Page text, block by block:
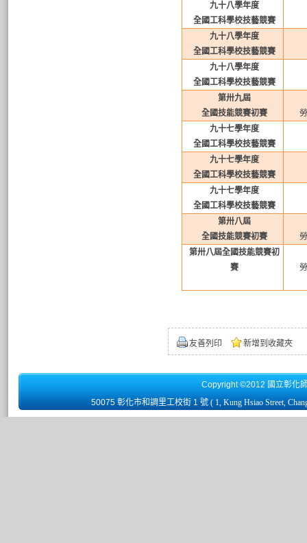
九十八學年度
全國工科學校技藝競賽
九十八學年度
全國工科學校技藝競賽
九十八學年度
全國工科學校技藝競賽
第卅九屆
全國技能競賽初賽
九十七學年度
全國工科學校技藝競賽
九十七學年度
全國工科學校技藝競賽
九十七學年度
全國工科學校技藝競賽
第卅八屆
全國技能競賽初賽
第卅八屆全國技能競賽初
賽
友善列印 新增到收藏夾
Copyright ©2012 國立彰化
50075 彰化市和調里工校街 1 號 ( 1, Kung Hsiao Street,